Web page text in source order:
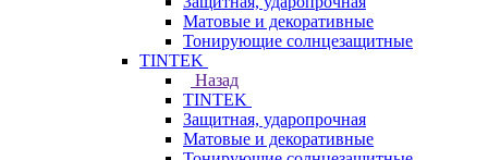
Матовые и декоративные
Тонирующие солнцезащитные
TINTEK
Назад
TINTEK
Защитная, ударопрочная
Матовые и декоративные